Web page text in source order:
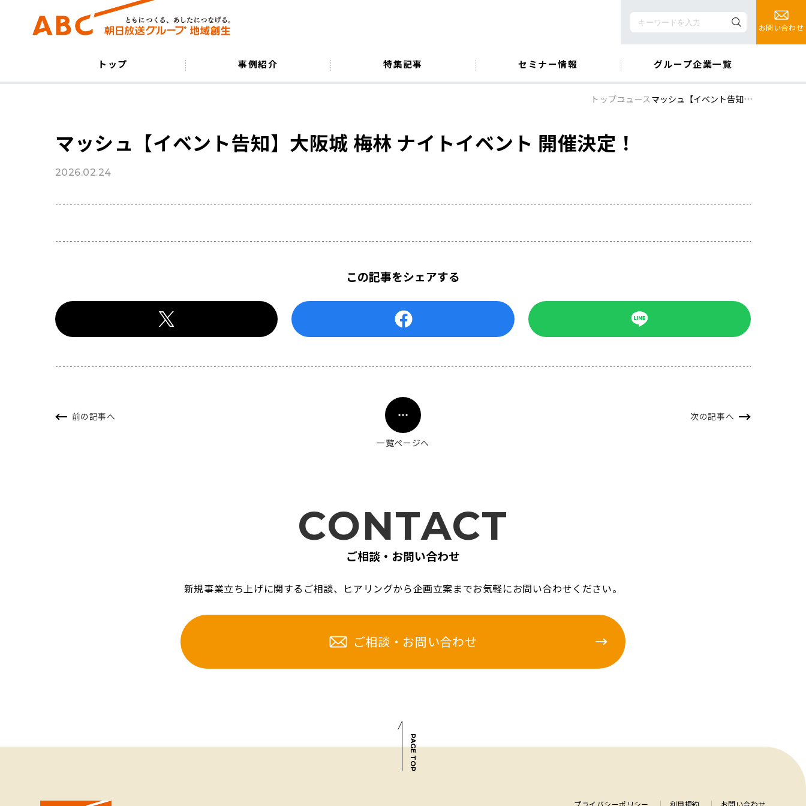
トップ 事例紹介 特集記事 セミナー情報 グループ企業一覧
お問い合わせ
トップニュースマッシュ【イベント告知…
マッシュ【イベント告知】大阪城 梅林 ナイトイベント 開催決定！
2026.02.24
この記事をシェアする
前の記事へ
一覧ページへ
次の記事へ
CONTACT
ご相談・お問い合わせ
新規事業立ち上げに関するご相談、 ヒアリングから企画立案までお気軽にお問い合わせください。
ご相談・お問い合わせ
PAGE TOP